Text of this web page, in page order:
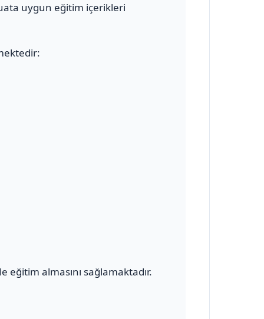
uygun eğitim içerikleri
almasını sağlamaktadır.